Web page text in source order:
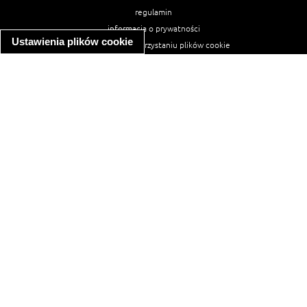
Ustawienia plików cookie
regulamin
informacja o prywatności
informacja o wykorzystaniu plików cookie